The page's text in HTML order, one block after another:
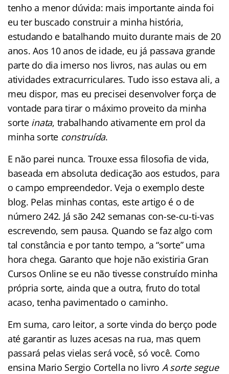
tenho a menor dúvida: mais importante ainda foi
eu ter buscado construir a minha história,
estudando e batalhando muito durante mais de 20
anos. Aos 10 anos de idade, eu já passava grande
parte do dia imerso nos livros, nas aulas ou em
atividades extracurriculares. Tudo isso estava ali, a
meu dispor, mas eu precisei desenvolver força de
vontade para tirar o máximo proveito da minha
sorte inata, trabalhando ativamente em prol da
minha sorte construída.
E não parei nunca. Trouxe essa filosofia de vida,
baseada em absoluta dedicação aos estudos, para
o campo empreendedor. Veja o exemplo deste
blog. Pelas minhas contas, este artigo é o de
número 242. Já são 242 semanas con-se-cu-ti-vas
escrevendo, sem pausa. Quando se faz algo com
tal constância e por tanto tempo, a “sorte” uma
hora chega. Garanto que hoje não existiria Gran
Cursos Online se eu não tivesse construído minha
própria sorte, ainda que a outra, fruto do total
acaso, tenha pavimentado o caminho.
Em suma, caro leitor, a sorte vinda do berço pode
até garantir as luzes acesas na rua, mas quem
passará pelas vielas será você, só você. Como
ensina Mario Sergio Cortella no livro A sorte segue